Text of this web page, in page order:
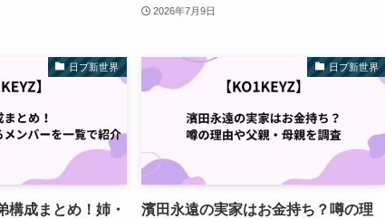
2026年7月9日
日プ新世界
構成まとめ！姉・
日プ新世界
濱田永遠の実家はお金持ち？噂の理